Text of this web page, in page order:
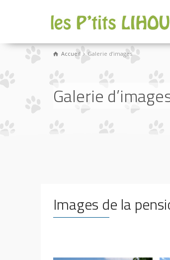
Accueil Galerie d’images
Galerie
Images de la